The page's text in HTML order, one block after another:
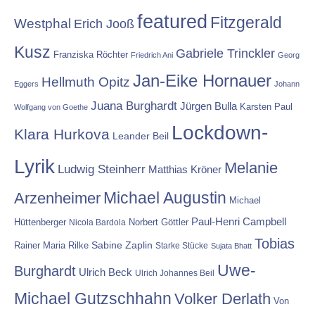
Westphal Erich Jooß featured Fitzgerald
Kusz Franziska Röchter Friedrich Ani Gabriele Trinckler Georg
Eggers Hellmuth Opitz Jan-Eike Hornauer Johann
Wolfgang von Goethe Juana Burghardt Jürgen Bulla Karsten Paul
Klara Hurkova Leander Beil Lockdown-
Lyrik Ludwig Steinherr Matthias Kröner Melanie
Arzenheimer Michael Augustin Michael
Hüttenberger Nicola Bardola Norbert Göttler Paul-Henri Campbell
Rainer Maria Rilke Sabine Zaplin Starke Stücke Sujata Bhatt Tobias
Burghardt Ulrich Beck Ulrich Johannes Beil Uwe-
Michael Gutzschhahn Volker Derlath Von